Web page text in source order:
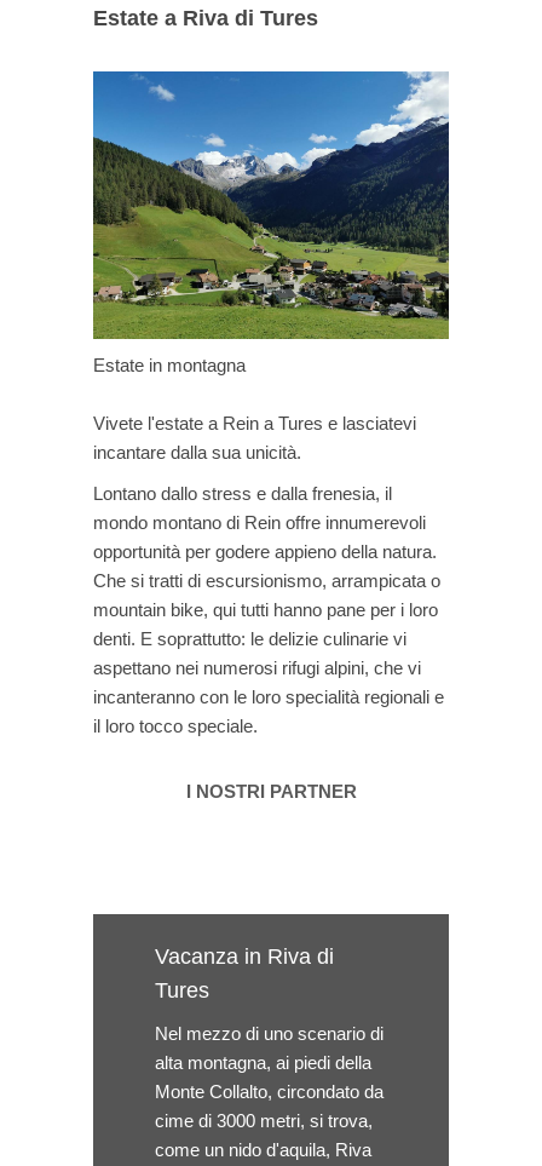
Estate a Riva di Tures
Estate in montagna
Vivete l'estate a Rein a Tures e lasciatevi
incantare dalla sua unicità.
Lontano dallo stress e dalla frenesia, il
mondo montano di Rein offre innumerevoli
opportunità per godere appieno della natura.
Che si tratti di escursionismo, arrampicata o
mountain bike, qui tutti hanno pane per i loro
denti. E soprattutto: le delizie culinarie vi
aspettano nei numerosi rifugi alpini, che vi
incanteranno con le loro specialità regionali e
il loro tocco speciale.
I NOSTRI PARTNER
Vacanza in Riva di
Tures
Nel mezzo di uno scenario di
alta montagna, ai piedi della
Monte Collalto, circondato da
cime di 3000 metri, si trova,
come un nido d'aquila, Riva